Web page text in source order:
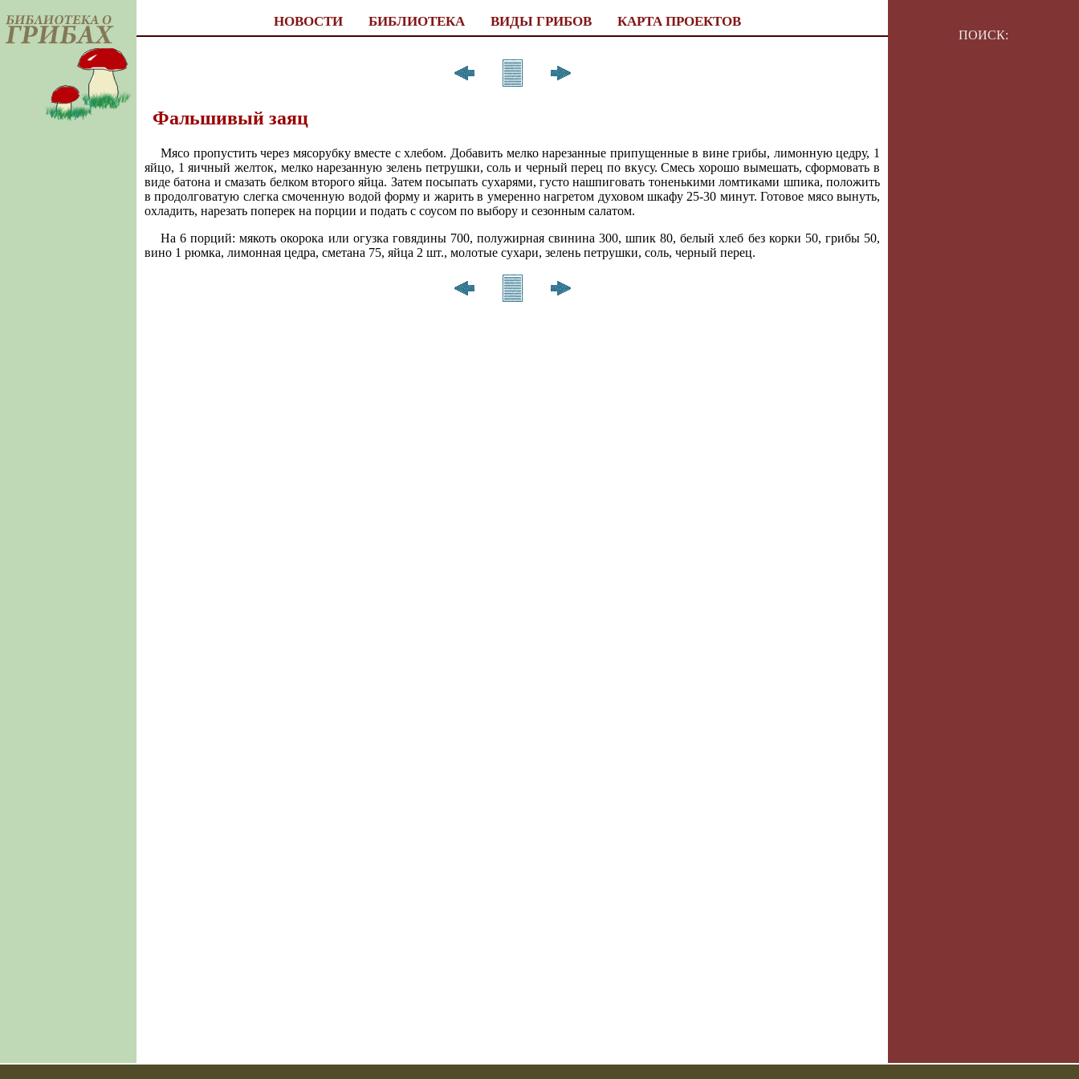
НОВОСТИ БИБЛИОТЕКА ВИДЫ ГРИБОВ КАРТА ПРОЕКТОВ
Фальшивый заяц
Мясо пропустить через мясорубку вместе с хлебом. Добавить мелко нарезанные припущенные в вине грибы, лимонную цедру, 1
яйцо, 1 яичный желток, мелко нарезанную зелень петрушки, соль и черный перец по вкусу. Смесь хорошо вымешать, сформовать в
виде батона и смазать белком второго яйца. Затем посыпать сухарями, густо нашпиговать тоненькими ломтиками шпика, положить
в продолговатую слегка смоченную водой форму и жарить в умеренно нагретом духовом шкафу 25-30 минут. Готовое мясо вынуть,
охладить, нарезать поперек на порции и подать с соусом по выбору и сезонным салатом.
На 6 порций: мякоть окорока или огузка говядины 700, полужирная свинина 300, шпик 80, белый хлеб без корки 50, грибы 50,
вино 1 рюмка, лимонная цедра, сметана 75, яйца 2 шт., молотые сухари, зелень петрушки, соль, черный перец.
ПОИСК: